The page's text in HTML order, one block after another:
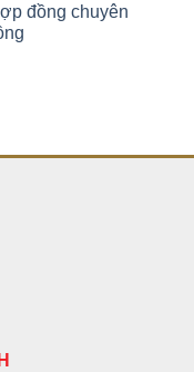
đồng chuyên